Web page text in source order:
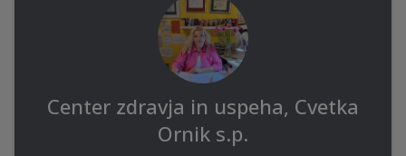
Center zdravja in uspeha, Cvetka
Ornik s.p.